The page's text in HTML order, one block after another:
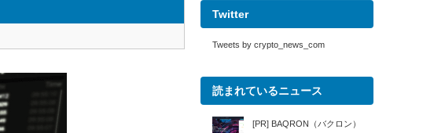
Twitter
Tweets by crypto_news_com
読まれているニュース
[PR] BAQRON（バクロン）